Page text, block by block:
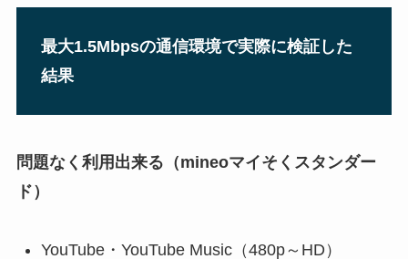
最大1.5Mbpsの通信環境で実際に検証した
結果
問題なく利用出来る（mineoマイそくスタンダー
ド）
YouTube・YouTube Music（480p～HD）